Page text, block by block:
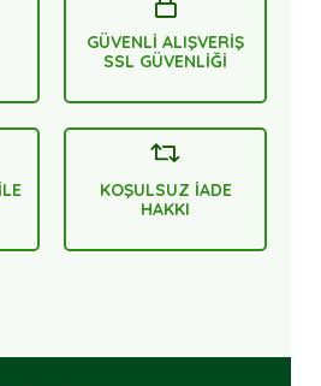
GÜVENLİ ALIŞVERİŞ
SSL GÜVENLİĞİ
KOŞULSUZ İADE
HAKKI